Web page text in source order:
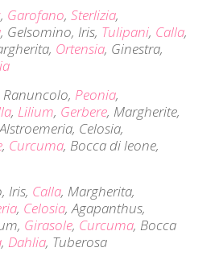
, Garofano, Sterlizia,
, Gelsomino, Iris, Tulipani, Calla,
Ortensia, Ginestra,
Ranuncolo, Peonia,
, Lilium, Gerbere, Margherite,
Celosia,
, Curcuma, Bocca di leone,
Iris, Calla, Margherita,
, Celosia, Agapanthus,
Girasole, Curcuma, Bocca
, Dahlia, Tuberosa